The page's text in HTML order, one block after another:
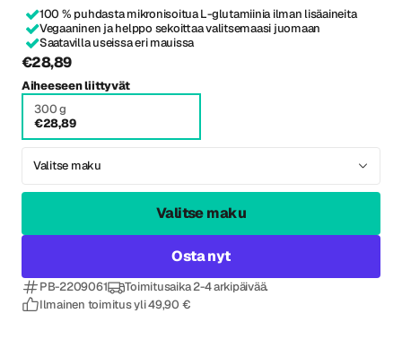
100 % puhdasta mikronisoitua L-glutamiinia ilman lisäaineita
Vegaaninen ja helppo sekoittaa valitsemaasi juomaan
Saatavilla useissa eri mauissa
€28,89
Aiheeseen liittyvät
300 g
€28,89
Valitse maku
Valitse maku
Osta nyt
PB-2209061
Toimitusaika 2-4 arkipäivää.
Ilmainen toimitus yli 49,90 €